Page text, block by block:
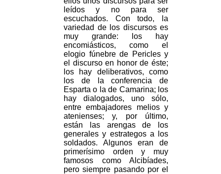
leídos y no para ser
escuchados. Con todo, la
variedad de los discursos es
muy grande: los hay
encomiásticos, como el
elogio fúnebre de Pericles y
el discurso en honor de éste;
los hay deliberativos, como
los de la conferencia de
Esparta o la de Camarina; los
hay dialogados, uno sólo,
entre embajadores melios y
atenienses; y, por último,
están las arengas de los
generales y estrategos a los
soldados. Algunos eran de
primerísimo orden y muy
famosos como Alcibíades,
pero siempre pasando por el